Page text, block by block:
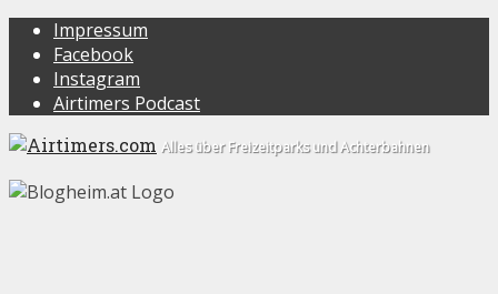
Impressum
Facebook
Instagram
Airtimers Podcast
Alles über Freizeitparks und Achterbahnen